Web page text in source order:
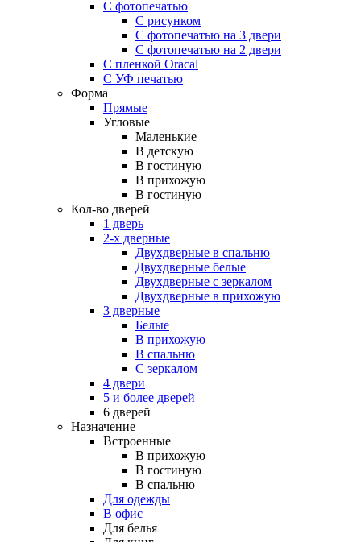
С фотопечатью
С рисунком
С фотопечатью на 3 двери
С фотопечатью на 2 двери
С пленкой Oracal
С УФ печатью
Форма
Прямые
Угловые
Маленькие
В детскую
В гостиную
В прихожую
В гостиную
Кол-во дверей
1 дверь
2-х дверные
Двухдверные в спальню
Двухдверные белые
Двухдверные с зеркалом
Двухдверные в прихожую
3 дверные
Белые
В прихожую
В спальню
С зеркалом
4 двери
5 и более дверей
6 дверей
Назначение
Встроенные
В прихожую
В гостиную
В спальню
Для одежды
В офис
Для белья